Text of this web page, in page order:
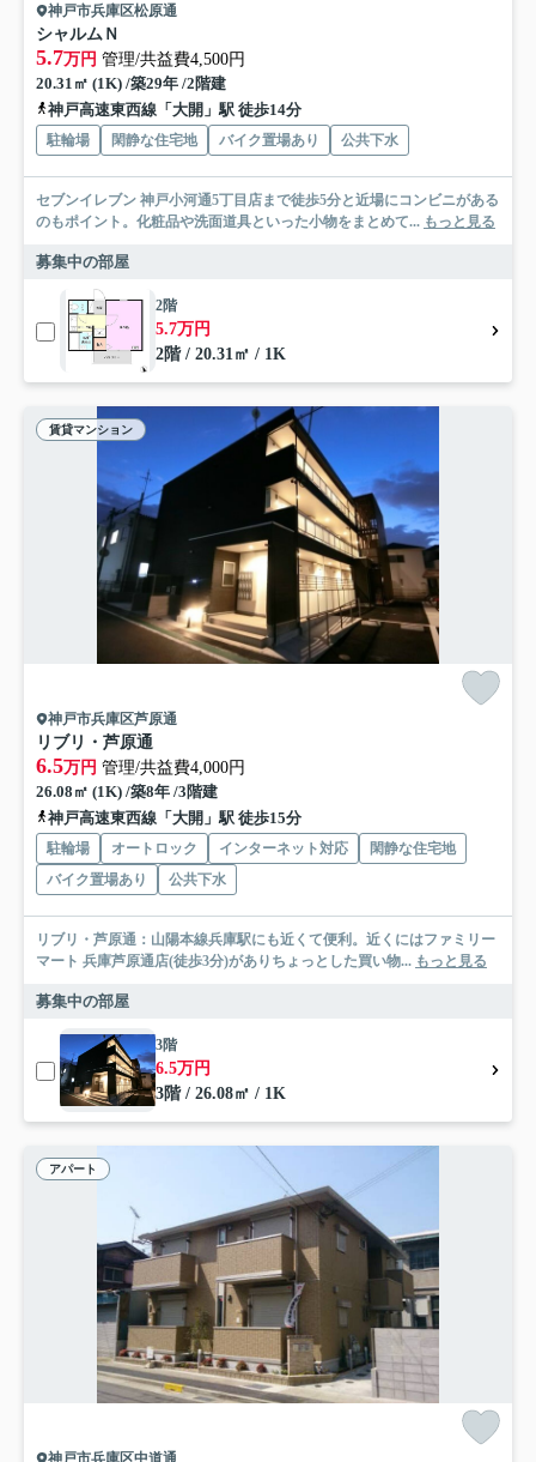
神戸市兵庫区松原通
シャルムＮ
5.7万円 管理/共益費4,500円
20.31㎡ (1K) /築29年 /2階建
神戸高速東西線「大開」駅 徒歩14分
駐輪場 閑静な住宅地 バイク置場あり 公共下水
セブンイレブン 神戸小河通5丁目店まで徒歩5分と近場にコンビニがある
のもポイント。化粧品や洗面道具といった小物をまとめて... もっと見る
募集中の部屋
2階
5.7万円
2階 / 20.31㎡ / 1K
賃貸マンション
神戸市兵庫区芦原通
リブリ・芦原通
6.5万円 管理/共益費4,000円
26.08㎡ (1K) /築8年 /3階建
神戸高速東西線「大開」駅 徒歩15分
駐輪場 オートロック インターネット対応
閑静な住宅地
バイク置場あり
公共下水
リブリ・芦原通：山陽本線兵庫駅にも近くて便利。近くにはファミリー
マート 兵庫芦原通店(徒歩3分)がありちょっとした買い物... もっと見る
募集中の部屋
3階
6.5万円
3階 / 26.08㎡ / 1K
アパート
神戸市兵庫区中道通